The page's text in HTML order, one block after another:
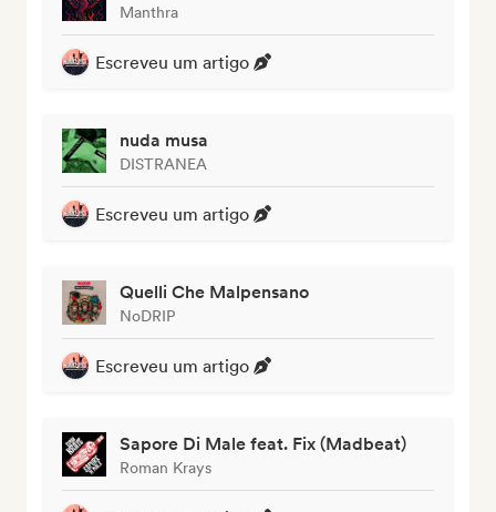
Manthra
Escreveu um artigo
nuda musa
DISTRANEA
Escreveu um artigo
Quelli Che Malpensano
NoDRIP
Escreveu um artigo
Sapore Di Male feat. Fix (Madbeat)
Roman Krays